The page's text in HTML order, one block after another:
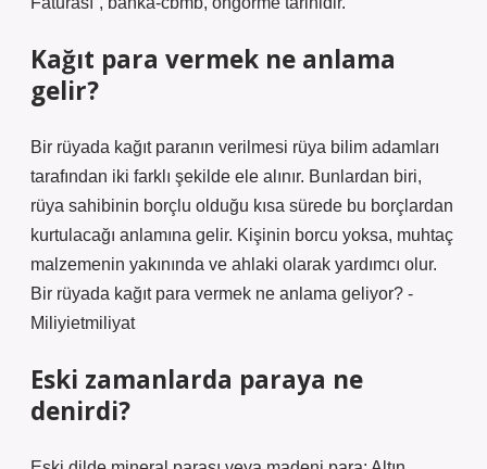
Kağıt para vermek ne anlama
gelir?
Bir rüyada kağıt paranın verilmesi rüya bilim adamları
tarafından iki farklı şekilde ele alınır. Bunlardan biri,
rüya sahibinin borçlu olduğu kısa sürede bu borçlardan
kurtulacağı anlamına gelir. Kişinin borcu yoksa, muhtaç
malzemenin yakınında ve ahlaki olarak yardımcı olur.
Bir rüyada kağıt para vermek ne anlama geliyor? -
Miliyietmiliyat
Eski zamanlarda paraya ne
denirdi?